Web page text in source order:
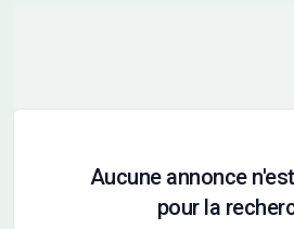
Aucune annonce
pour la